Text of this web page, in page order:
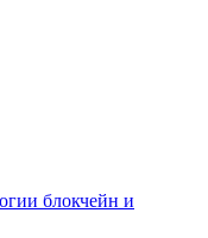
блокчейн и